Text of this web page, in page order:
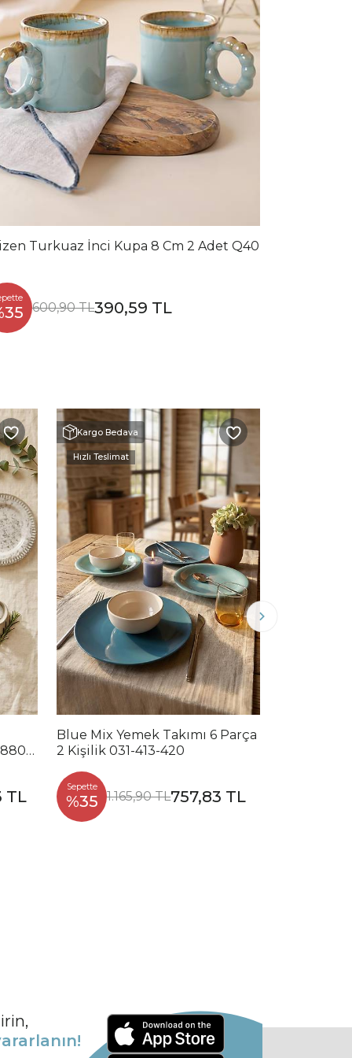
Turkuaz İnci Kupa 8 Cm 2 Adet Q40
600,90 TL390,59 TL
TL
Kargo Bedava
Hızlı Teslimat
Blue Mix Yemek Takımı 6 Parça
2 Kişilik 031-413-420
Sepette
%35 1.165,90 TL757,83 TL